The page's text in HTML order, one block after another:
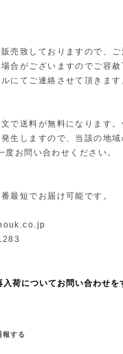
売致しておりますので、
合がございますのでご容
にてご連絡させて頂きます
で送料が無料になります
生しますので、当該の地
お問い合わせください。
最短でお届け可能です。
入荷についてお問い合わせを
報する